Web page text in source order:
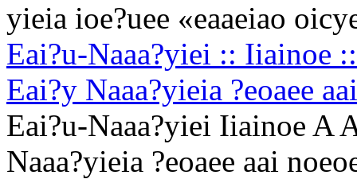
yieia ioe?uee «eaaeiao
Eai?u-Naaa?yiei :: Iiainoe
Eai?y Naaa?yieia ?eoaee
Eai?u-Naaa?yiei Iiainoe A
Naaa?yieia ?eoaee aai